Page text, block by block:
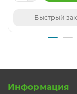
Быстрый
Информация